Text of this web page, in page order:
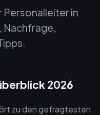
in
Nachfrage,
2026
zu den gefragtesten